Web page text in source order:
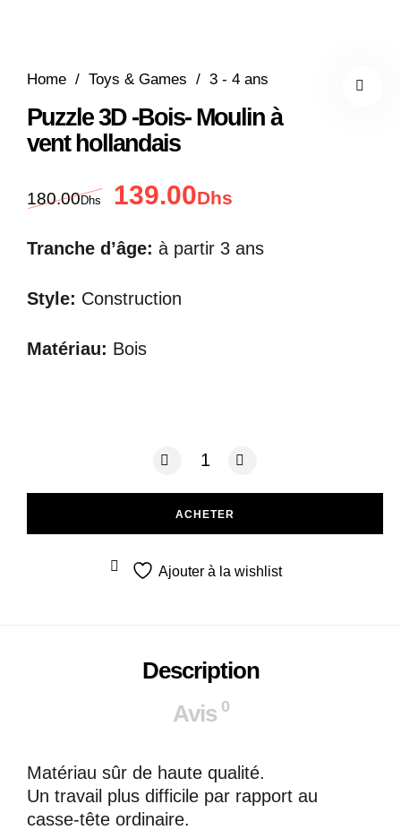
Home / Toys & Games / 3 - 4 ans
Puzzle 3D -Bois- Moulin à
vent hollandais
180.00Dhs Le prix initial était : 180.00Dhs.
139.00Dhs
Tranche d’âge: à partir 3 ans
Style: Construction
Matériau: Bois
quantité de Puzzle 3D -Bois- Moulin à
ACHETER
Ajouter à la wishlist
Description
Avis 0
Matériau sûr de haute qualité.
Un travail plus difficile par rapport au
casse-tête ordinaire.